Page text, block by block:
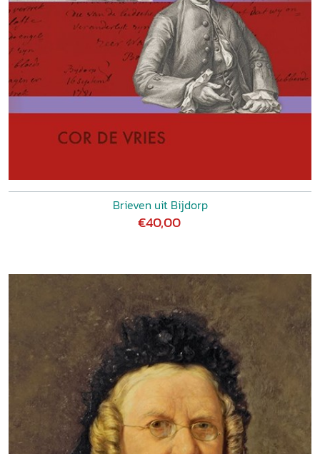
Brieven uit Bijdorp
€40,00